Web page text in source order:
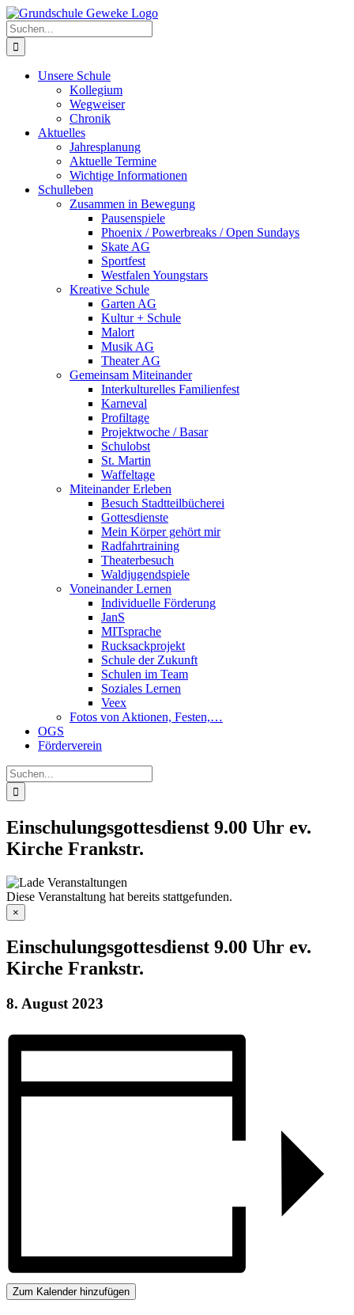
Zum
Inhalt
springen
Suche
nach:
Unsere Schule
Kollegium
Wegweiser
Chronik
Aktuelles
Jahresplanung
Aktuelle Termine
Wichtige Informationen
Schulleben
Zusammen in Bewegung
Pausenspiele
Phoenix / Powerbreaks / Open Sundays
Skate AG
Sportfest
Westfalen Youngstars
Kreative Schule
Garten AG
Kultur + Schule
Malort
Musik AG
Theater AG
Gemeinsam Miteinander
Interkulturelles Familienfest
Karneval
Profiltage
Projektwoche / Basar
Schulobst
St. Martin
Waffeltage
Miteinander Erleben
Besuch Stadtteilbücherei
Gottesdienste
Mein Körper gehört mir
Radfahrtraining
Theaterbesuch
Waldjugendspiele
Voneinander Lernen
Individuelle Förderung
JanS
MITsprache
Rucksackprojekt
Schule der Zukunft
Schulen im Team
Soziales Lernen
Veex
Fotos von Aktionen, Festen,…
OGS
Förderverein
Suche
nach:
Einschulungsgottesdienst 9.00 Uhr ev.
Kirche Frankstr.
Diese Veranstaltung hat bereits stattgefunden.
×
Einschulungsgottesdienst 9.00 Uhr ev.
Kirche Frankstr.
8. August 2023
Zum Kalender hinzufügen